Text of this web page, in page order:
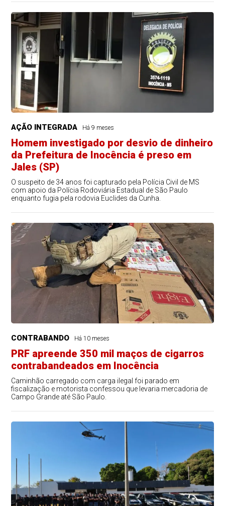
AÇÃO INTEGRADA Há 9 meses
Homem investigado por desvio de dinheiro
da Prefeitura de Inocência é preso em
Jales (SP)
O suspeito de 34 anos foi capturado pela Polícia Civil de MS
com apoio da Polícia Rodoviária Estadual de São Paulo
enquanto fugia pela rodovia Euclides da Cunha.
CONTRABANDO Há 10 meses
PRF apreende 350 mil maços de cigarros
contrabandeados em Inocência
Caminhão carregado com carga ilegal foi parado em
fiscalização e motorista confessou que levaria mercadoria de
Campo Grande até São Paulo.